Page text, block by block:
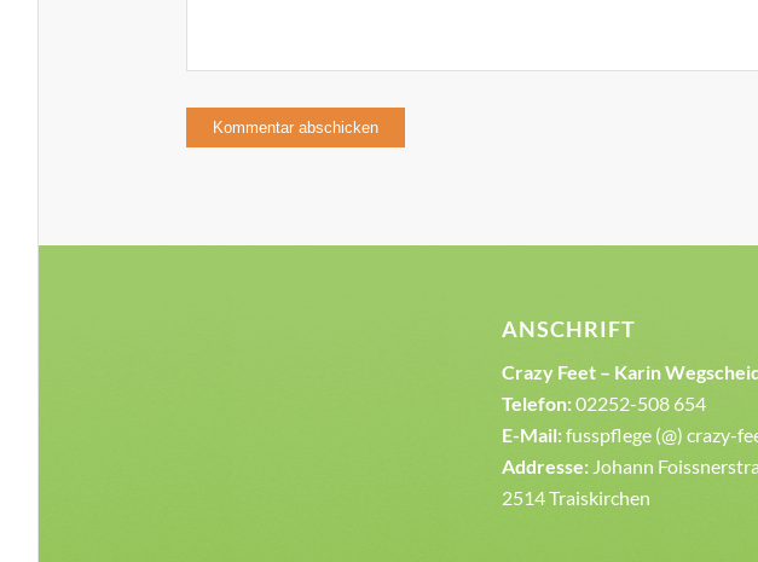
ANSCHRIFT
Crazy Feet – Karin
Telefon:02252-508 654
E-Mail:fusspflege (@) crazy-
Addresse: Johann
2514 Traiskirchen